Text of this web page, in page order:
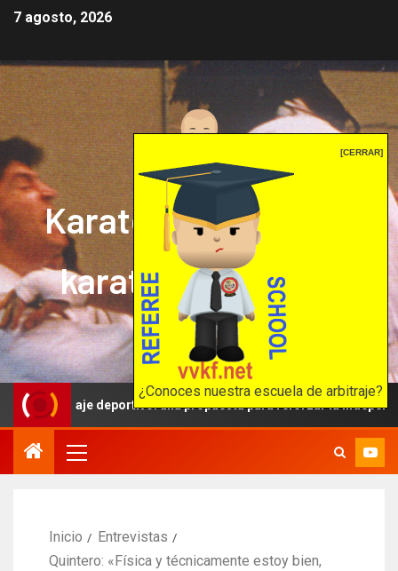
[CERRAR]
¿Conoces nuestra escuela de arbitraje?
7 agosto, 2026
Karate mrprepor: el
karate en internet
El karate en internet
deportivo: una propuesta para reforzar la independencia
Inicio
Entrevistas
Quintero: «Física y técnicamente estoy bien,